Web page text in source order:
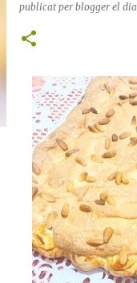
publicat per blogger el dia